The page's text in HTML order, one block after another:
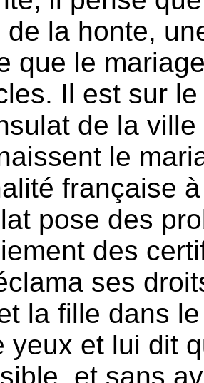
de la honte,
que le
Il est sur
de la
le
française
pose des
des
ses
la fille dans
yeux et lui dit
et sans